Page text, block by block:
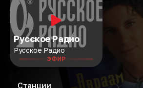
Русское Радио
Русское Радио
ЭФИР
Станции